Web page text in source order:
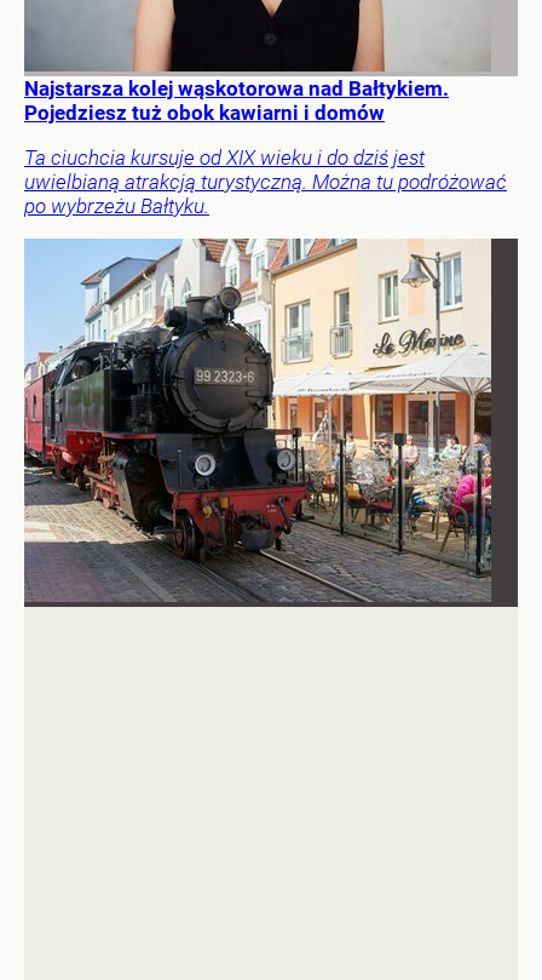
Najstarsza kolej wąskotorowa nad Bałtykiem.
Pojedziesz tuż obok kawiarni i domów
Ta ciuchcia kursuje od XIX wieku i do dziś jest
uwielbianą atrakcją turystyczną. Można tu podróżować
po wybrzeżu Bałtyku.